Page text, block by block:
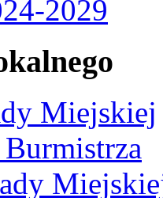
2029
Miejskiej